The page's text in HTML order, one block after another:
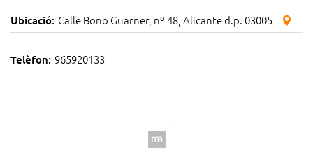
Ubicació: Calle Bono Guarner, nº 48, Alicante d.p. 03005
Telèfon: 965920133